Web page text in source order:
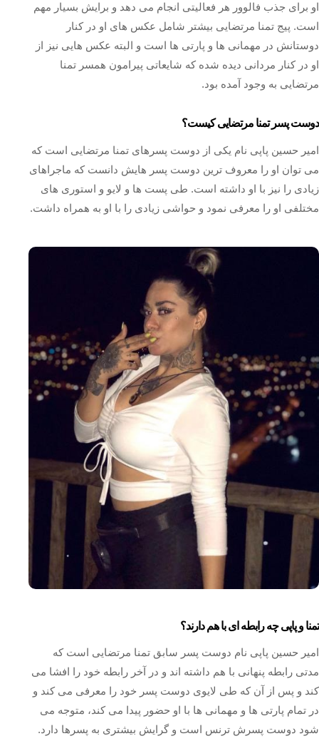
او برای جذب فالوور هر فعالیتی انجام می دهد و برایش بسیار مهم
است. پیج تمنا مرتضایی بیشتر شامل عکس های او در کنار
دوستانش در مهمانی ها و پارتی ها است و البته عکس هایی نیز از
او در کنار مردانی دیده شده که شایعاتی پیرامون همسر تمنا
مرتضایی به وجود آمده بود.
دوست پسر تمنا مرتضایی کیست؟
امیر حسین پاپی نام یکی از دوست پسرهای تمنا مرتضایی است که
می توان او را معروف ترین دوست پسر هایش دانست که ماجراهای
زیادی را نیز با او داشته است. طی پست ها و لایو و استوری های
مختلفی او را معرفی نمود و حواشی زیادی را با او به همراه داشت.
تمنا و پاپی چه رابطه ای با هم دارند؟
امیر حسین پاپی نام دوست پسر سابق تمنا مرتضایی است که
مدتی رابطه پنهانی با هم داشته اند و در آخر رابطه خود را افشا می
کند و پس از آن که طی لایوی دوست پسر خود را معرفی می کند و
در تمام پارتی ها و مهمانی ها با او حضور پیدا می کند، متوجه می
شود دوست پسرش ترنس است و گرایش بیشتری به پسرها دارد.